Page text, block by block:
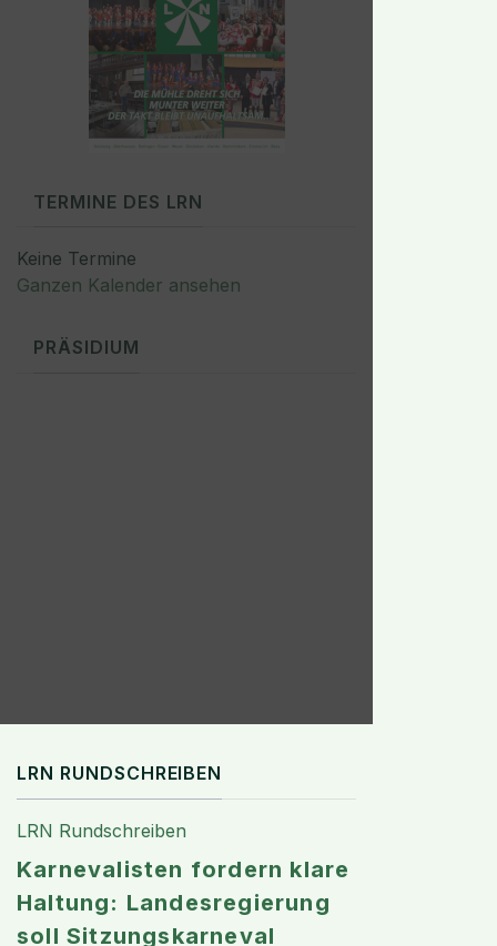
TERMINE DES LRN
Keine Termine
Ganzen Kalender ansehen
PRÄSIDIUM
LRN RUNDSCHREIBEN
LRN Rundschreiben
Karnevalisten fordern klare
Haltung: Landesregierung
soll Sitzungskarneval